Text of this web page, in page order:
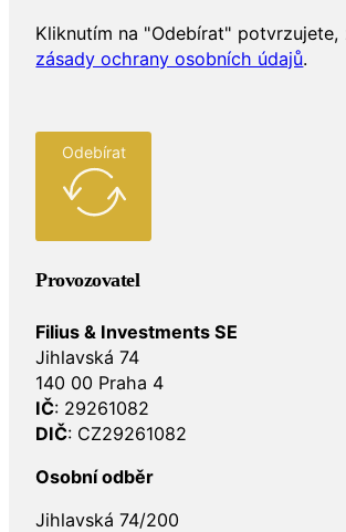
Kliknutím na "Odebírat"
zásady ochrany osobních údajů.
Odebírat
Provozovatel
Filius & Investments SE
Jihlavská 74
140 00 Praha 4
IČ: 29261082
DIČ: CZ29261082
Osobní odběr
Jihlavská 74/200